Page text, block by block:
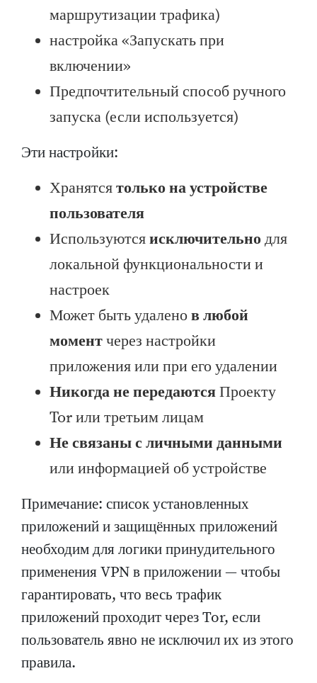
маршрутизации трафика)
настройка «Запускать при
включении»
Предпочтительный способ ручного
запуска (если используется)
Эти настройки:
Хранятсятолько на устройстве
пользователя
Используютсяисключительнодля
локальной функциональности и
настроек
Может быть удаленов любой
моментчерез настройки
приложения или при его удалении
Никогда не передаютсяПроекту
Tor или третьим лицам
Не связаны с личными данными
или информацией об устройстве
Примечание: список установленных
приложений и защищённых приложений
необходим для логики принудительного
применения VPN в приложении — чтобы
гарантировать, что весь трафик
приложений проходит через Tor, если
пользователь явно не исключил их из этого
правила.